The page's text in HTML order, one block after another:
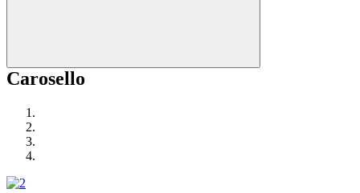
Carosello